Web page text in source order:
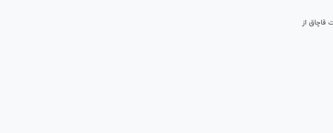
از کشف یک عدد مشک حامل 2 هزار و 400 لیتر سوخت قاچاق از